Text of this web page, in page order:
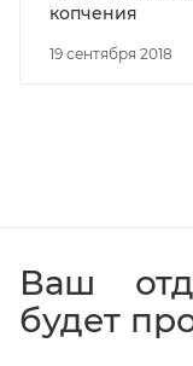
19 сентября 2018
копчения
Ваш
будет